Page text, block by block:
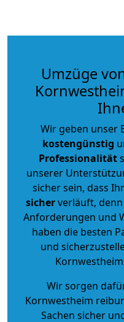
Umzüge
Wir geben unser
kostengünstig
Professionalität
unserer
sicher sein, dass
sicherverläuft, denn
Anforderungen und
haben die besten
und
Wir sorgen
Kornwestheim
Sachen sicher